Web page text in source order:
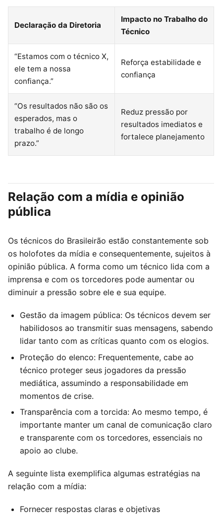
Declaração da Diretoria
Impacto no Trabalho do
Técnico
“Estamos com o técnico X,
ele tem a nossa
confiança.”
Reforça estabilidade e
confiança
“Os resultados não são os
esperados, mas o
trabalho é de longo
prazo.”
Reduz pressão por
resultados imediatos e
fortalece planejamento
Relação com a mídia e opinião
pública
Os técnicos do Brasileirão estão constantemente sob
os holofotes da mídia e consequentemente, sujeitos à
opinião pública. A forma como um técnico lida com a
imprensa e com os torcedores pode aumentar ou
diminuir a pressão sobre ele e sua equipe.
Gestão da imagem pública: Os técnicos devem ser
habilidosos ao transmitir suas mensagens, sabendo
lidar tanto com as críticas quanto com os elogios.
Proteção do elenco: Frequentemente, cabe ao
técnico proteger seus jogadores da pressão
mediática, assumindo a responsabilidade em
momentos de crise.
Transparência com a torcida: Ao mesmo tempo, é
importante manter um canal de comunicação claro
e transparente com os torcedores, essenciais no
apoio ao clube.
A seguinte lista exemplifica algumas estratégias na
relação com a mídia:
Fornecer respostas claras e objetivas